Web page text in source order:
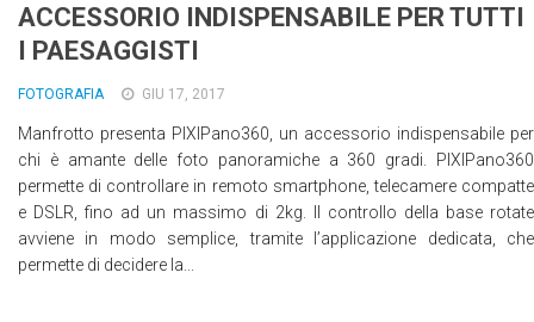
ACCESSORIO INDISPENSABILE PER TUTTI
I PAESAGGISTI
FOTOGRAFIA GIU 17, 2017
Manfrotto presenta PIXIPano360, un accessorio indispensabile per
chi è amante delle foto panoramiche a 360 gradi. PIXIPano360
permette di controllare in remoto smartphone, telecamere compatte
e DSLR, fino ad un massimo di 2kg. Il controllo della base rotate
avviene in modo semplice, tramite l’applicazione dedicata, che
permette di decidere la...